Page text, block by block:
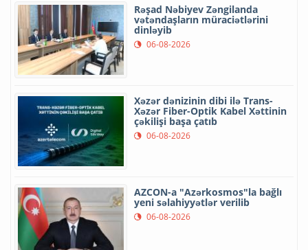
Rəşad Nəbiyev Zəngilanda
vətəndaşların müraciətlərini
dinləyib
06-08-2026
Xəzər dənizinin dibi ilə Trans-
Xəzər Fiber-Optik Kabel Xəttinin
çəkilişi başa çatıb
06-08-2026
AZCON-a "Azərkosmos"la bağlı
yeni səlahiyyətlər verilib
06-08-2026